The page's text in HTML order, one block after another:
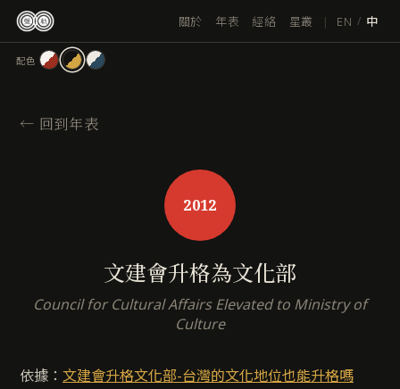
關於 年表 經絡 星叢 | EN / 中
配色
← 回到年表
2012
文建會升格為文化部
Council for Cultural Affairs Elevated to Ministry of
Culture
依據： 文建會升格文化部-台灣的文化地位也能升格嗎